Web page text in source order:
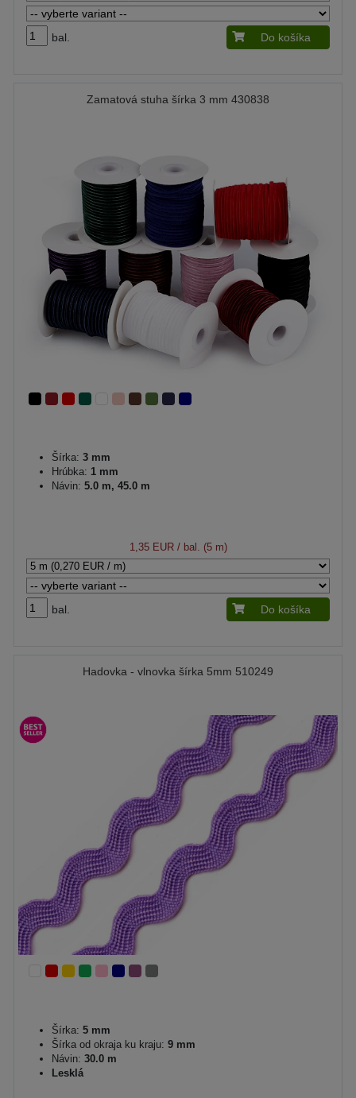
bal. Do košíka
Zamatová stuha šírka 3 mm 430838
Šírka: 3 mm
Hrúbka: 1 mm
Návin: 5.0 m, 45.0 m
1,35 EUR/ bal. (5 m)
bal. Do košíka
Hadovka - vlnovka šírka 5mm 510249
Šírka: 5 mm
Šírka od okraja ku kraju: 9 mm
Návin: 30.0 m
Lesklá